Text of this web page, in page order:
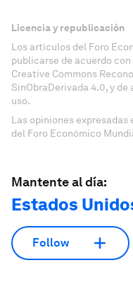
Licencia y republicación
Los artículos del Foro
publicarse de acuerdo
Creative Commons
SinObraDerivada 4.0, y
uso.
Las opiniones
del Foro Económico
Mantente al día:
Estados
Follow